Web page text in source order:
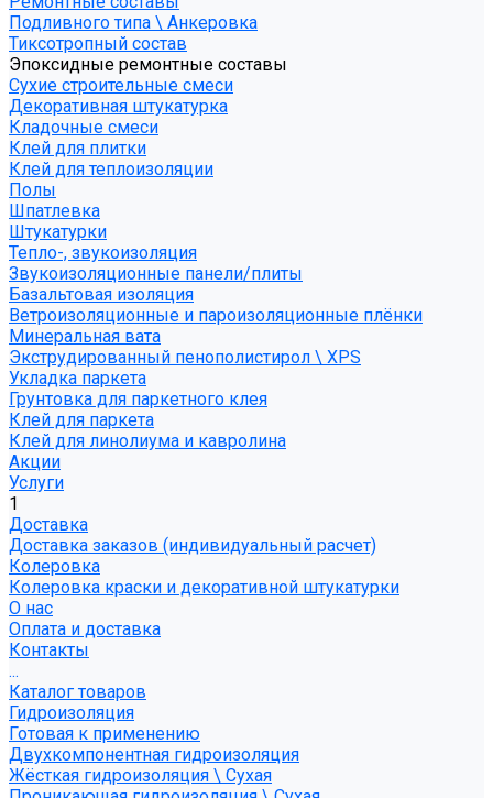
Подливного типа \ Анкеровка
Тиксотропный состав
Эпоксидные ремонтные составы
Сухие строительные смеси
Декоративная штукатурка
Кладочные смеси
Клей для плитки
Клей для теплоизоляции
Полы
Шпатлевка
Штукатурки
Тепло-, звукоизоляция
Звукоизоляционные панели/плиты
Базальтовая изоляция
Ветроизоляционные и пароизоляционные плёнки
Минеральная вата
Экструдированный пенополистирол \ XPS
Укладка паркета
Грунтовка для паркетного клея
Клей для паркета
Клей для линолиума и кавролина
Акции
Услуги
1
Доставка
Доставка заказов (индивидуальный расчет)
Колеровка
Колеровка краски и декоративной штукатурки
О нас
Оплата и доставка
Контакты
...
Каталог товаров
Гидроизоляция
Готовая к применению
Двухкомпонентная гидроизоляция
Жёсткая гидроизоляция \ Сухая